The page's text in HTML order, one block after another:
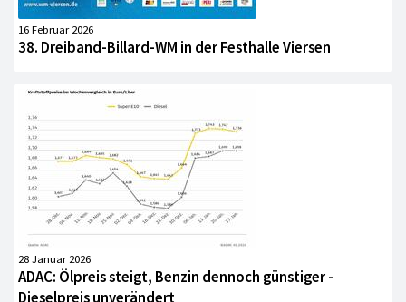
16 Februar 2026
38. Dreiband-Billard-WM in der Festhalle Viersen
28 Januar 2026
ADAC: Ölpreis steigt, Benzin dennoch günstiger -
Dieselpreis unverändert